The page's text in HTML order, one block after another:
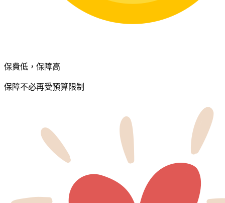
保費低，保障高
保障不必再受預算限制